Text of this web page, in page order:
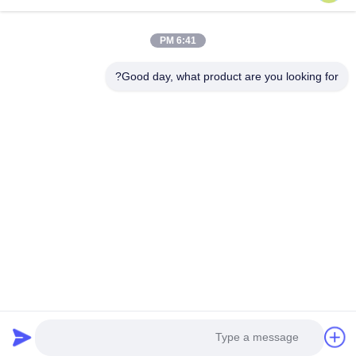
بهترین قیمت رو بدست بیار
6:41 PM
Good day, what product are you looking for?